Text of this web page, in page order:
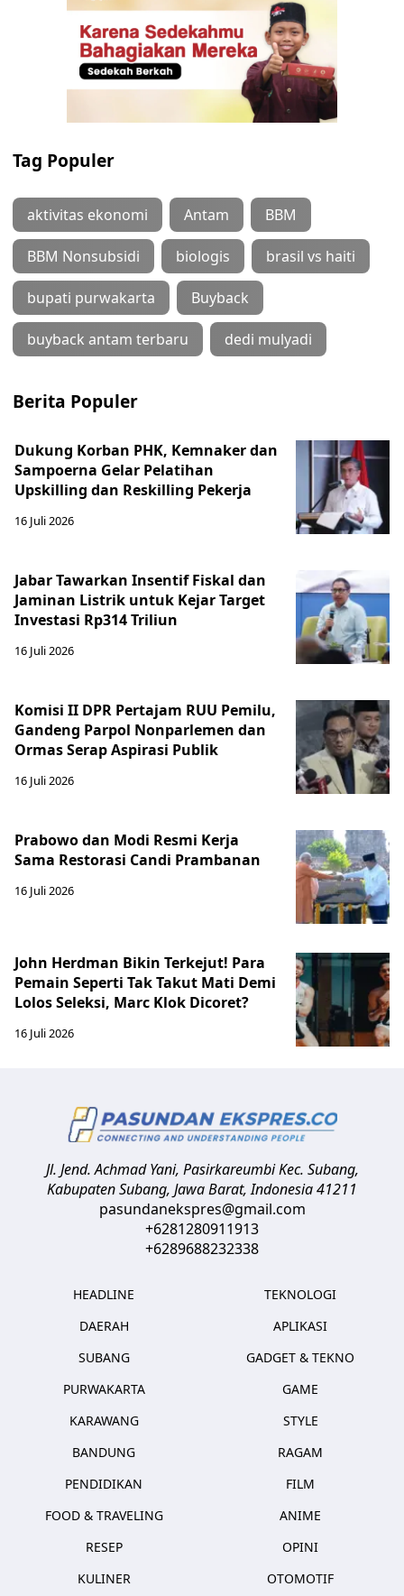
Tag Populer
aktivitas ekonomi Antam BBM
BBM Nonsubsidi biologis brasil vs haiti
bupati purwakarta Buyback
buyback antam terbaru dedi mulyadi
Berita Populer
Dukung Korban PHK, Kemnaker dan
Sampoerna Gelar Pelatihan
Upskilling dan Reskilling Pekerja
16 Juli 2026
Jabar Tawarkan Insentif Fiskal dan
Jaminan Listrik untuk Kejar Target
Investasi Rp314 Triliun
16 Juli 2026
Komisi II DPR Pertajam RUU Pemilu,
Gandeng Parpol Nonparlemen dan
Ormas Serap Aspirasi Publik
16 Juli 2026
Prabowo dan Modi Resmi Kerja
Sama Restorasi Candi Prambanan
16 Juli 2026
John Herdman Bikin Terkejut! Para
Pemain Seperti Tak Takut Mati Demi
Lolos Seleksi, Marc Klok Dicoret?
16 Juli 2026
Jl. Jend. Achmad Yani, Pasirkareumbi Kec. Subang,
Kabupaten Subang, Jawa Barat,Indonesia41211
pasundanekspres@gmail.com
+6281280911913
+6289688232338
HEADLINE
DAERAH
SUBANG
PURWAKARTA
KARAWANG
BANDUNG
PENDIDIKAN
FOOD & TRAVELING
RESEP
KULINER
TEKNOLOGI
APLIKASI
GADGET & TEKNO
GAME
STYLE
RAGAM
FILM
ANIME
OPINI
OTOMOTIF